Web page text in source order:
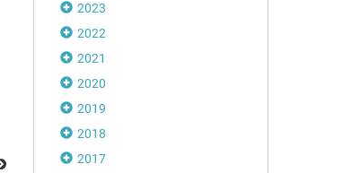
2023
2022
2021
2020
2019
2018
2017